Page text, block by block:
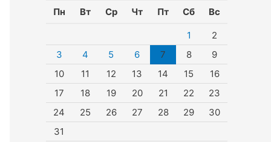
Пн Вт Ср Чт Пт Сб Вс
1
2
3
4 5 6 7 8
9
10
11 12 13 14 15
16
17
18 19 20 21 22
23
24
25 26 27 28 29
30
31